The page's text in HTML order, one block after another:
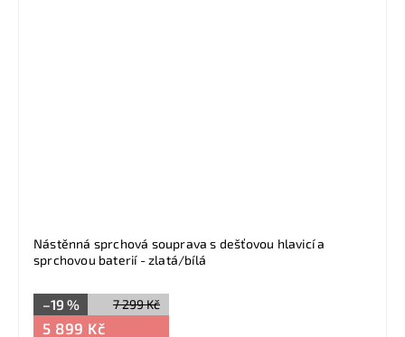
Nástěnná sprchová souprava s dešťovou hlavicí a
sprchovou baterií - zlatá/bílá
7 299 Kč
–19 %
5 899 Kč